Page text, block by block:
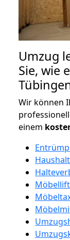
Umzug
Sie, wie
Wir können
einem